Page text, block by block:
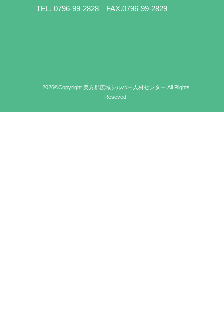
TEL. 0796-99-2828 FAX.0796-99-2829
2026©Copyright 美方郡広域シルバー人材センター All Rights
Reseved.